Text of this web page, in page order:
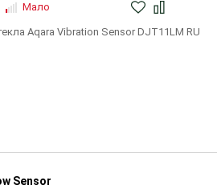
Мало
Aqara Vibration Sensor DJT11LM RU
Sensor